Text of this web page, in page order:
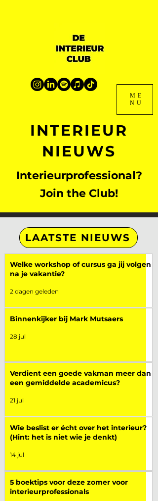
ME
NU
INTERIEUR
NIEUWS
Interieurprofessional?
Join the Club!
LAATSTE NIEUWS
Welke workshop of cursus ga jij volgen
na je vakantie?
2 dagen geleden
Binnenkijker bij Mark Mutsaers
28 jul
Verdient een goede vakman meer dan
een gemiddelde academicus?
21 jul
Wie beslist er écht over het interieur?
(Hint: het is niet wie je denkt)
14 jul
5 boektips voor deze zomer voor
interieurprofessionals